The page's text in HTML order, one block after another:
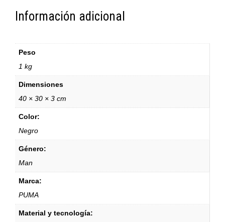
Información adicional
Peso
1 kg
Dimensiones
40 × 30 × 3 cm
Color:
Negro
Género:
Man
Marca:
PUMA
Material y tecnología: